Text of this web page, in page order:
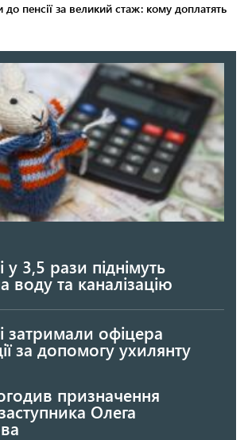
у 3,5 рази піднімуть
воду та каналізацію
затримали офіцера
за допомогу ухилянту
призначення
Олега